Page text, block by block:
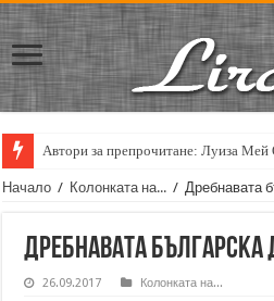
Автори за препрочитане: Луиза Мей
Начало / Колонката на... / Дребнавата
Дребнавата
26.09.2017 Колонката на...